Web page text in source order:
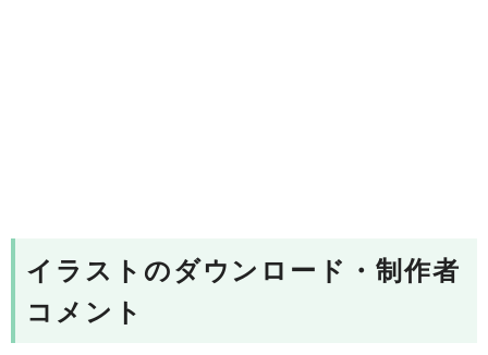
イラストのダウンロード・制作者
コメント